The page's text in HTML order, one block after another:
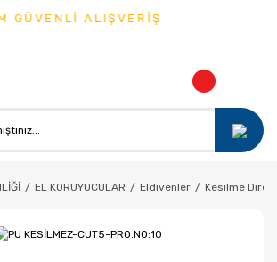
ALIŞVERİŞ
EL KORUYUCULAR Eldivenler Kesilme